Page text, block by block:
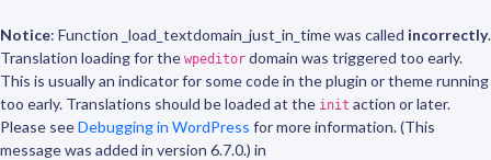
Notice: Function _load_textdomain_just_in_time was called incorrectly.
Translation loading for the wpeditor domain was triggered too early.
This is usually an indicator for some code in the plugin or theme running
too early. Translations should be loaded at the init action or later.
Please seeDebugging in WordPress for more information. (This
message was added in version 6.7.0.) in